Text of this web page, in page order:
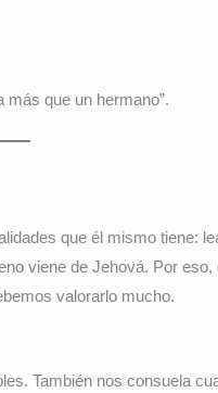
más que un hermano”.
que él mismo tiene:
viene de Jehová. Por
valorarlo mucho.
También nos consuela